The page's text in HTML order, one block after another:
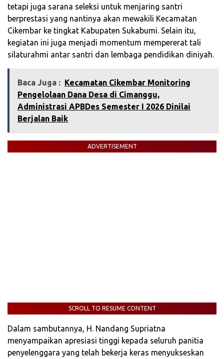
tetapi juga sarana seleksi untuk menjaring santri
berprestasi yang nantinya akan mewakili Kecamatan
Cikembar ke tingkat Kabupaten Sukabumi. Selain itu,
kegiatan ini juga menjadi momentum mempererat tali
silaturahmi antar santri dan lembaga pendidikan diniyah.
Baca Juga :
Kecamatan Cikembar Monitoring
Pengelolaan Dana Desa di Cimanggu,
Administrasi APBDes Semester I 2026 Dinilai
Berjalan Baik
ADVERTISEMENT
SCROLL TO RESUME CONTENT
Dalam sambutannya, H. Nandang Supriatna
menyampaikan apresiasi tinggi kepada seluruh panitia
penyelenggara yang telah bekerja keras menyukseskan